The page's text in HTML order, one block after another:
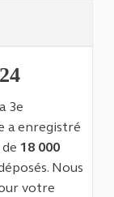
3e
a enregistré
18 000
Nous
votre